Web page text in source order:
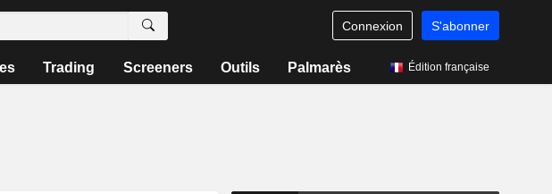
Connexion S'abonner
Trading Screeners Outils Palmarès Édition française